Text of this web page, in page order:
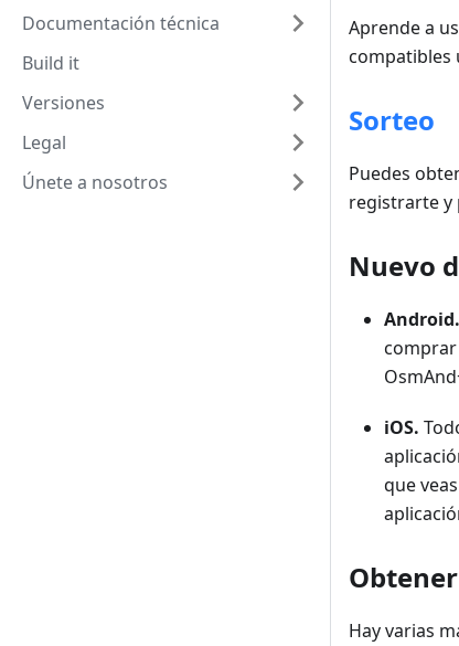
Documentación técnica
Build it
Versiones
Legal
Únete a nosotros
Aprende a
compatibles
Sorteo
Puedes
registrarte y
Nuevo
Android.
comprar
iOS.
que
Hay varias